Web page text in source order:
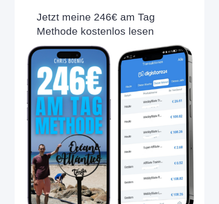
Jetzt meine 246€ am Tag
Methode kostenlos lesen